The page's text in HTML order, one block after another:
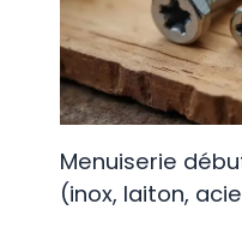
Menuiserie
(inox, laiton,